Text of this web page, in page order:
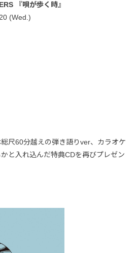
『唄が歩く時』
(Wed.)
尺60分越えの弾き語りver、カラオケ
と入れ込んだ特典CDを再びプレゼン